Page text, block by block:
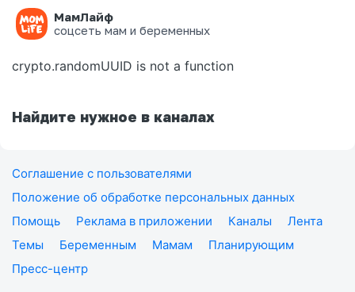
МамЛайф
соцсеть мам и беременных
Ошибка на странице
crypto.randomUUID is not a function
Найдите нужное в каналах
Соглашение с пользователями
Положение об обработке персональных данных
Помощь
Реклама в приложении Каналы
Лента
Темы
Беременным Мамам
Планирующим
Пресс-центр